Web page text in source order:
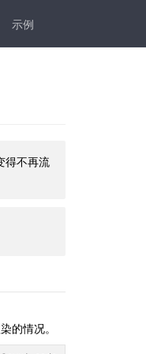
示例
得不再流
的情况。